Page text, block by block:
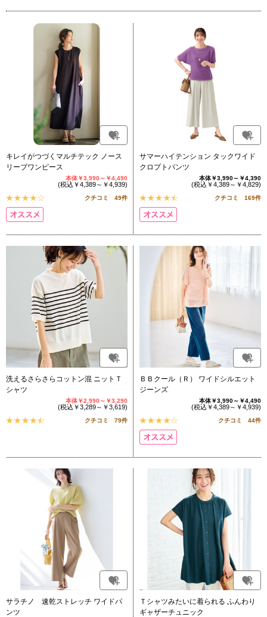
キレイがつづくマルチテック ノース
リーブワンピース
本体￥3,990～￥4,490
(税込￥4,389～￥4,939)
クチコミ 49件
サマーハイテンション タックワイド
クロプトパンツ
本体￥3,990～￥4,390
(税込￥4,389～￥4,829)
クチコミ 169件
洗えるさらさらコットン混 ニットＴ
シャツ
本体￥2,990～￥3,290
(税込￥3,289～￥3,619)
クチコミ 79件
ＢＢクール（Ｒ） ワイドシルエット
ジーンズ
本体￥3,990～￥4,490
(税込￥4,389～￥4,939)
クチコミ 44件
サラチノ 速乾ストレッチ ワイドパ
ンツ
Ｔシャツみたいに着られる ふんわり
ギャザーチュニック